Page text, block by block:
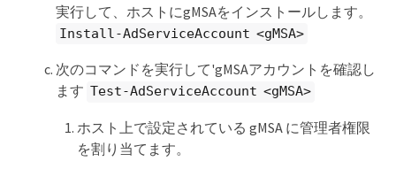
実行して、ホストにgMSAをインストールします。
Install-AdServiceAccount <gMSA>
次のコマンドを実行して'gMSAアカウントを確認し
ます Test-AdServiceAccount <gMSA>
ホスト上で設定されている gMSA に管理者権限
を割り当てます。